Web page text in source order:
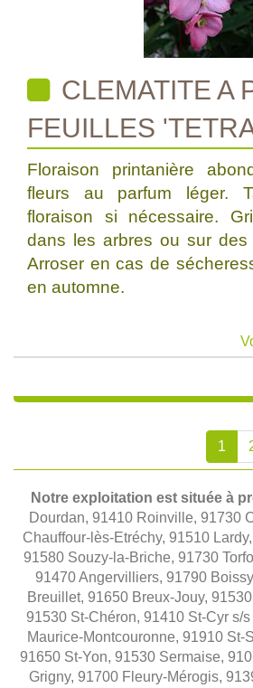
CLEMATITE A
FEUILLES
Floraison printanière
fleurs au parfum léger.
floraison si nécessaire.
dans les arbres ou sur des
Arroser en cas de
en automne.
1
Notre exploitation est située à
Dourdan, 91410 Roinville, 91730
Chauffour-lès-Etréchy, 91510
91580 Souzy-la-Briche, 91730
91470 Angervilliers, 91790
Breuillet, 91650 Breux-Jouy,
91530 St-Chéron, 91410 St-Cyr s/
Maurice-Montcouronne, 91910 St-
91650 St-Yon, 91530 Sermaise,
Grigny, 91700 Fleury-Mérogis,